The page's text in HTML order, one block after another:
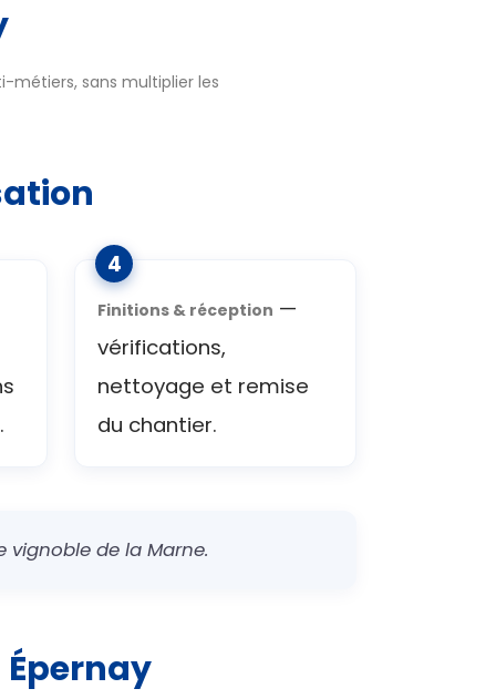
métiers, sans multiplier les
Finitions & réception —
vérifications,
nettoyage et remise
du chantier.
vignoble de la Marne.